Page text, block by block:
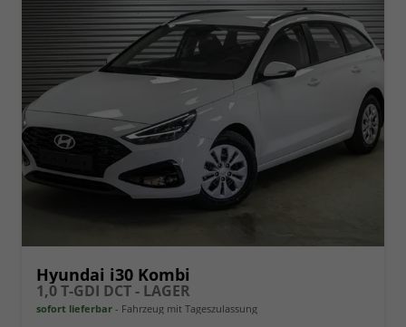
Hyundai i30 Kombi
1,0 T-GDI DCT - LAGER
sofort lieferbar Fahrzeug mit Tageszulassung